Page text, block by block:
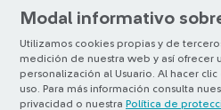
Modal informativo
Utilizamos cookies propias y de
medición de nuestra web y así ofrecer
personalización al Usuario. Al hacer clic
uso. Para más información consulta
privacidad o nuestra Política de
© Copyright Grupo